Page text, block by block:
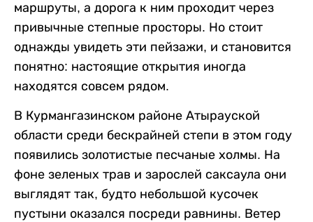
маршруты, а дорога к ним проходит через
привычные степные просторы. Но стоит
однажды увидеть эти пейзажи, и становится
понятно: настоящие открытия иногда
находятся совсем рядом.
В Курмангазинском районе Атырауской
области среди бескрайней степи в этом году
появились золотистые песчаные холмы. На
фоне зеленых трав и зарослей саксаула они
выглядят так, будто небольшой кусочек
пустыни оказался посреди равнины. Ветер